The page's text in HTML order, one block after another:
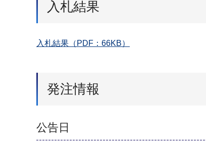
入札結果
入札結果（PDF：66KB）
発注情報
公告日